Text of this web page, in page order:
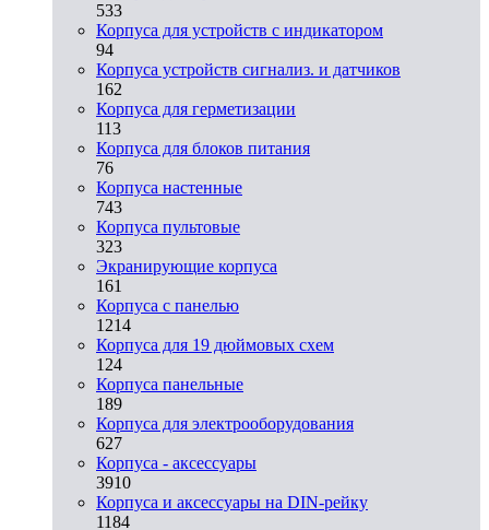
533
Корпуса для устройств с индикатором
94
Корпуса устройств сигнализ. и датчиков
162
Корпуса для герметизации
113
Корпуса для блоков питания
76
Корпуса настенные
743
Корпуса пультовые
323
Экранирующие корпуса
161
Корпуса с панелью
1214
Корпуса для 19 дюймовых схем
124
Корпуса панельные
189
Корпуса для электрооборудования
627
Корпуса - аксессуары
3910
Корпуса и аксессуары на DIN-рейку
1184